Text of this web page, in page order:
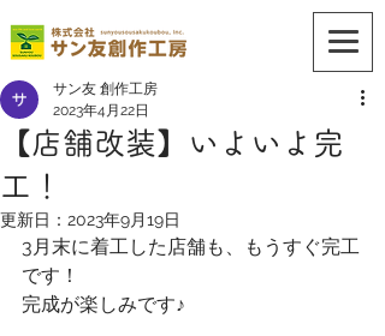
【店舗改装】いよいよ完
工！
サン友 創作工房
2023年4月22日
更新日： 2023年9月19日
3月末に着工した店舗も、もうすぐ完工
です！
完成が楽しみです♪